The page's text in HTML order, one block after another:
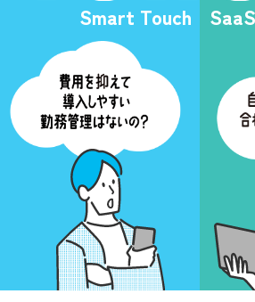
Smart Touch